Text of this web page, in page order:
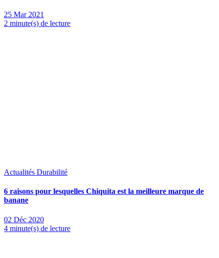
25 Mar 2021
2 minute(s) de lecture
Actualités Durabilité
6 raisons pour lesquelles Chiquita est la meilleure marque de
banane
02 Déc 2020
4 minute(s) de lecture